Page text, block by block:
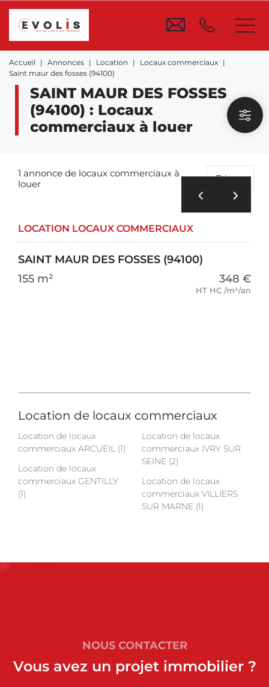
Accueil Annonces Location
Locaux commerciaux
Saint maur des fosses (94100)
SAINT MAUR DES FOSSES
(94100) : Locaux
commerciaux à louer
1 annonce de locaux commerciaux à
louer
Trier
LOCATION LOCAUX COMMERCIAUX
SAINT MAUR DES FOSSES (94100)
155 m²
348 €
HT HC /m²/an
Location de locaux commerciaux
Location de locaux
commerciaux ARCUEIL (1)
Location de locaux
commerciaux GENTILLY
(1)
Location de locaux
commerciaux IVRY SUR
SEINE (2)
Location de locaux
commerciaux VILLIERS
SUR MARNE (1)
NOUS CONTACTER
Vous avez un projet immobilier ?